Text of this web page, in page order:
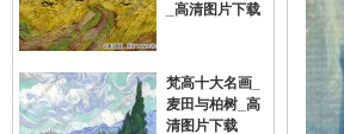
_高清图片下载
梵高十大名画_
麦田与柏树_高
清图片下载